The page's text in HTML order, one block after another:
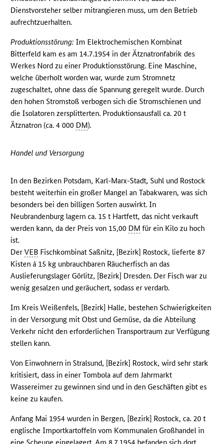
Dienstvorsteher selber mitrangieren muss, um den Betrieb
aufrechtzuerhalten.
Produktionsstörung: Im Elektrochemischen Kombinat
Bitterfeld kam es am 14.7.1954 in der Ätznatronfabrik des
Werkes Nord zu einer Produktionsstörung. Eine Maschine,
welche überholt worden war, wurde zum Stromnetz
zugeschaltet, ohne dass die Spannung geregelt wurde. Durch
den hohen Stromstoß verbogen sich die Stromschienen und
die Isolatoren zersplitterten. Produktionsausfall ca. 20 t
Ätznatron (ca. 4 000 DM).
Handel und Versorgung
In den Bezirken Potsdam, Karl-Marx-Stadt, Suhl und Rostock
besteht weiterhin ein großer Mangel an Tabakwaren, was sich
besonders bei den billigen Sorten auswirkt. In
Neubrandenburg lagern ca. 15 t Hartfett, das nicht verkauft
werden kann, da der Preis von 15,00 DM für ein Kilo zu hoch
ist.
DerVEB Fischkombinat Saßnitz, [Bezirk] Rostock, lieferte 87
Kisten á 15 kg unbrauchbaren Räucherfisch an das
Auslieferungslager Görlitz, [Bezirk] Dresden. Der Fisch war zu
wenig gesalzen und geräuchert, sodass er verdarb.
Im Kreis Weißenfels, [Bezirk] Halle, bestehen Schwierigkeiten
in der Versorgung mit Obst und Gemüse, da die Abteilung
Verkehr nicht den erforderlichen Transportraum zur Verfügung
stellen kann.
Von Einwohnern in Stralsund, [Bezirk] Rostock, wird sehr stark
kritisiert, dass in einer Tombola auf dem Jahrmarkt
Wassereimer zu gewinnen sind und in den Geschäften gibt es
keine zu kaufen.
Anfang Mai 1954 wurden in Bergen, [Bezirk] Rostock, ca. 20 t
englische Importkartoffeln vom Kommunalen Großhandel in